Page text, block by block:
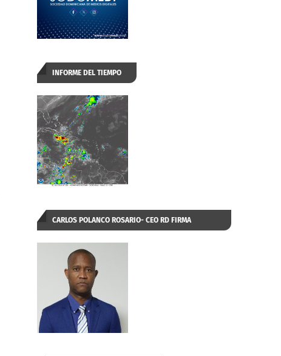
INFORME DEL TIEMPO
CARLOS POLANCO ROSARIO- CEO RD FIRMA
AUTORIZADA